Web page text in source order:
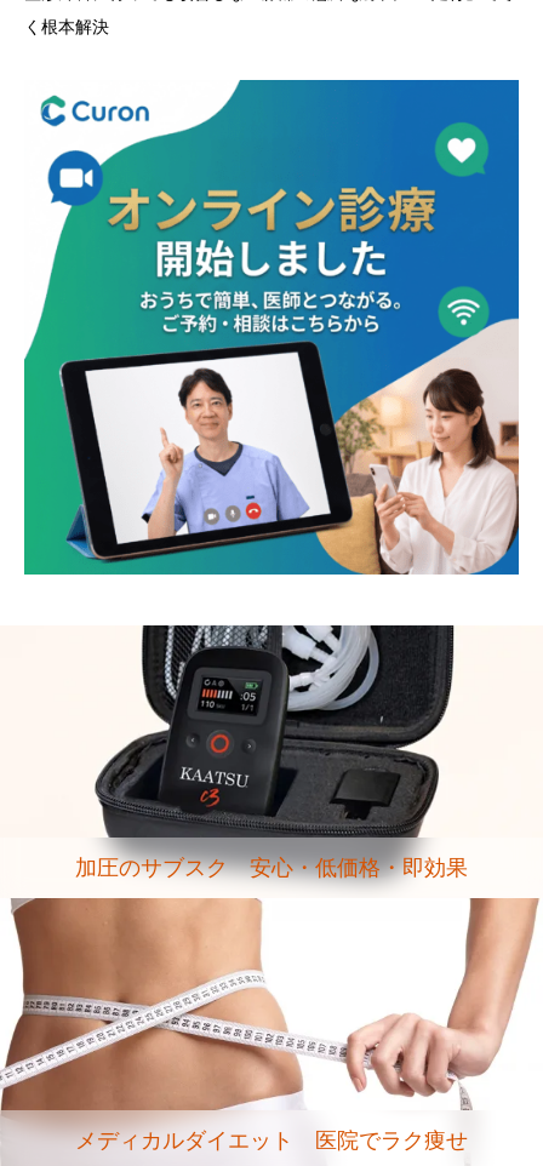
く根本解決
加圧のサブスク 安心・低価格・即効果
メディカルダイエット 医院でラク痩せ